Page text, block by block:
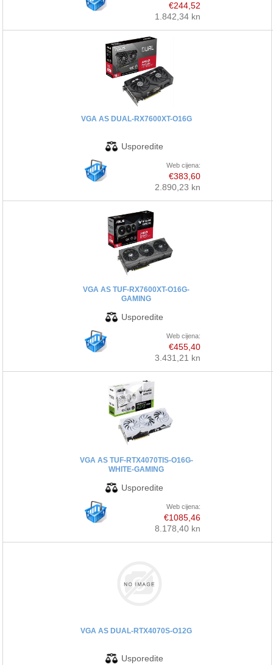
€244,52
1.842,34 kn
VGA AS DUAL-RX7600XT-O16G
Web cijena:
€383,60
2.890,23 kn
VGA AS TUF-RX7600XT-O16G-
GAMING
Web cijena:
€455,40
3.431,21 kn
VGA AS TUF-RTX4070TIS-O16G-
WHITE-GAMING
Web cijena:
€1085,46
8.178,40 kn
VGA AS DUAL-RTX4070S-O12G